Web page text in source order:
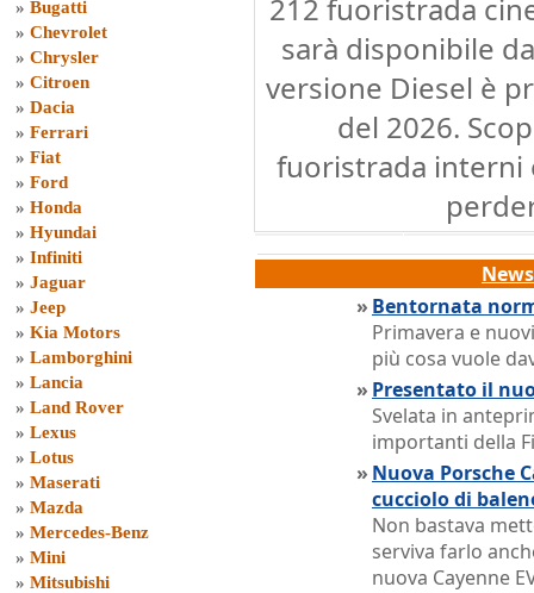
» Bugatti
» Chevrolet
» Chrysler
» Citroen
» Dacia
» Ferrari
» Fiat
» Ford
» Honda
» Hyundai
» Infiniti
» Jaguar
» Jeep
» Kia Motors
» Lamborghini
» Lancia
» Land Rover
» Lexus
» Lotus
» Maserati
» Mazda
» Mercedes-Benz
» Mini
» Mitsubishi
212 fuoristrada
sarà disponibile
versione Diesel è
del 2026.
fuoristrada interni
» Bentornata
Primavera e
più cosa vuole
» Presentato il
Svelata in
importanti della
» Nuova Porsche
cucciolo di
Non bastava
serviva farlo
nuova Cayenne